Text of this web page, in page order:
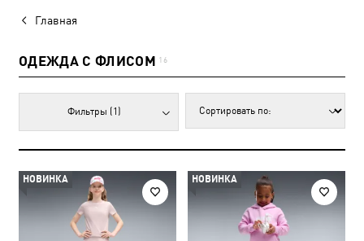
Главная
ОДЕЖДА С ФЛИСОМ 16
Фильтры (1)
НОВИНКА НОВИНКА